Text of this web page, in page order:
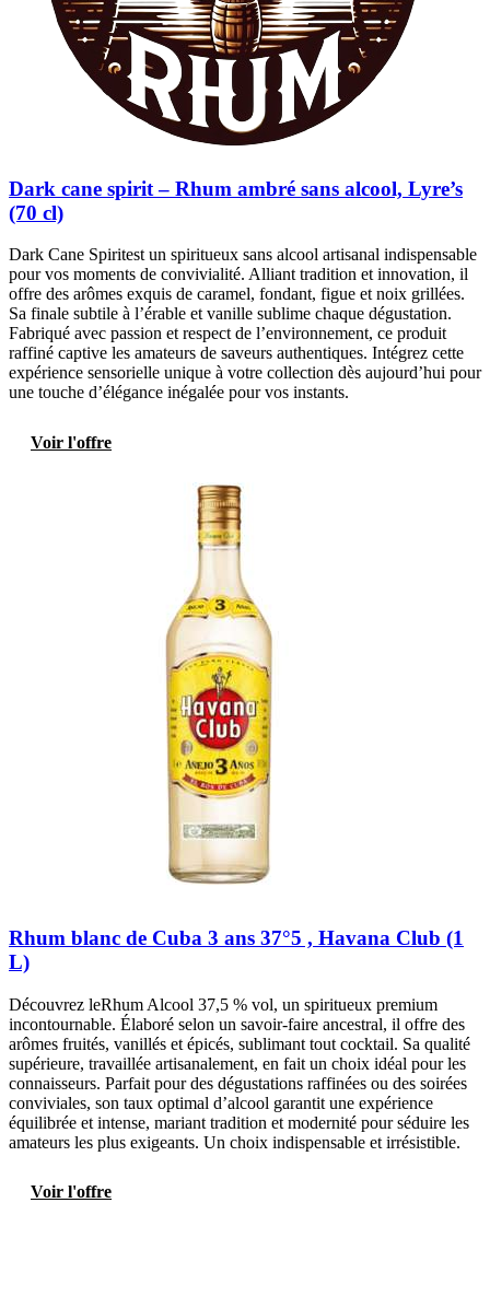
Dark cane spirit – Rhum ambré sans alcool, Lyre’s
(70 cl)
Dark Cane Spiritest un spiritueux sans alcool artisanal indispensable
pour vos moments de convivialité. Alliant tradition et innovation, il
offre des arômes exquis de caramel, fondant, figue et noix grillées.
Sa finale subtile à l’érable et vanille sublime chaque dégustation.
Fabriqué avec passion et respect de l’environnement, ce produit
raffiné captive les amateurs de saveurs authentiques. Intégrez cette
expérience sensorielle unique à votre collection dès aujourd’hui pour
une touche d’élégance inégalée pour vos instants.
Voir l'offre
Rhum blanc de Cuba 3 ans 37°5 , Havana Club (1
L)
Découvrez leRhum Alcool 37,5 % vol, un spiritueux premium
incontournable. Élaboré selon un savoir-faire ancestral, il offre des
arômes fruités, vanillés et épicés, sublimant tout cocktail. Sa qualité
supérieure, travaillée artisanalement, en fait un choix idéal pour les
connaisseurs. Parfait pour des dégustations raffinées ou des soirées
conviviales, son taux optimal d’alcool garantit une expérience
équilibrée et intense, mariant tradition et modernité pour séduire les
amateurs les plus exigeants. Un choix indispensable et irrésistible.
Voir l'offre